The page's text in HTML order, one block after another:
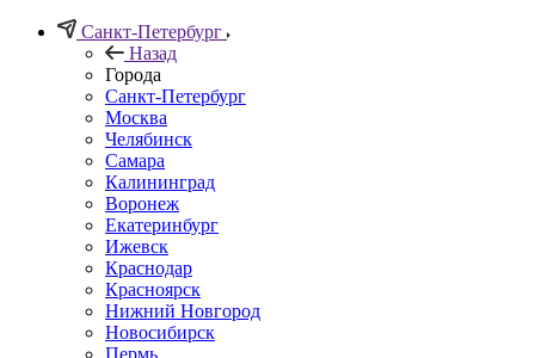
Санкт-Петербург
Назад
Города
Санкт-Петербург
Москва
Челябинск
Самара
Калининград
Воронеж
Екатеринбург
Ижевск
Краснодар
Красноярск
Нижний Новгород
Новосибирск
Пермь